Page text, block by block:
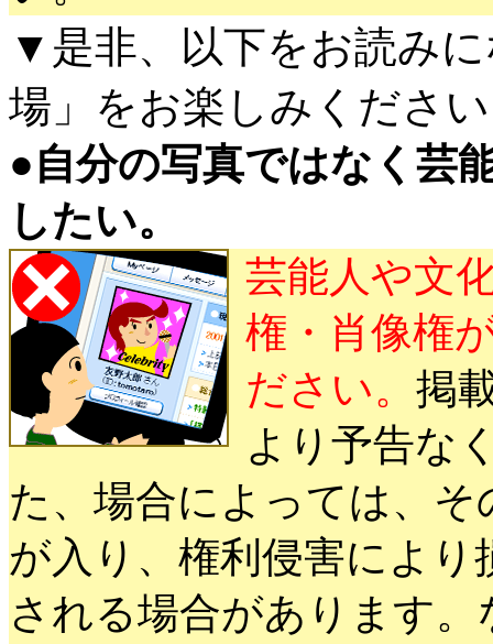
▼是非、以下をお読み
場」をお楽しみくださ
●自分の写真ではなく芸
したい。
芸能人や文
権・肖像権
ださい。 掲
より予告な
た、場合によっては、
が入り、権利侵害によ
される場合があります。